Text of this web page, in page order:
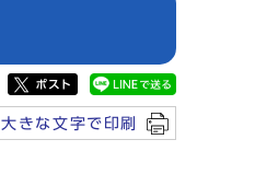
大きな文字で印刷